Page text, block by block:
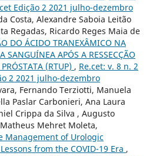
Edição 2 2021 julho-dezembro
Costa, Alexandre Saboia Leitão
Regadas, Ricardo Reges Maia de
DO ÁCIDO TRANEXÂMICO NA
SANGUÍNEA APÓS A RESSECÇÃO
(RTUP) , Re.cet: v. 8 n. 2
2 2021 julho-dezembro
Fernando Terziotti, Manuela
Paslar Carbonieri, Ana Laura
Crippa da Silva , Augusto
Mehret Moleta,
Management of Urologic
from the COVID-19 Era ,